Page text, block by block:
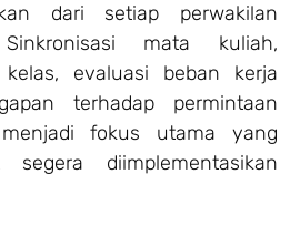
dari setiap perwakilan
mata kuliah,
evaluasi beban kerja
terhadap permintaan
fokus utama yang
segera diimplementasikan